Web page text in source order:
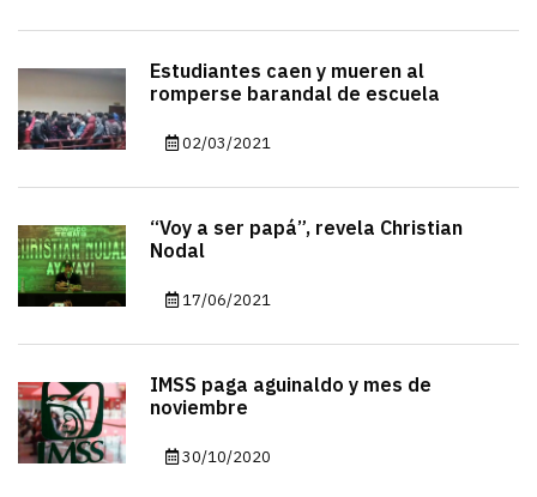
Estudiantes caen y mueren al
romperse barandal de escuela
02/03/2021
“Voy a ser papá”, revela Christian
Nodal
17/06/2021
IMSS paga aguinaldo y mes de
noviembre
30/10/2020